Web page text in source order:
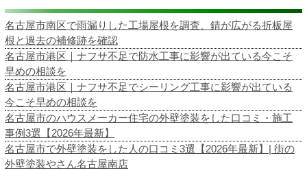
名古屋市南区で雨漏りした工場屋根を調査、錆が広がる折板屋
根と過去の補修跡を確認
名古屋市港区｜ナフサ不足で防水工事に影響が出ている今こそ
早めの相談を
名古屋市港区｜ナフサ不足でシーリング工事に影響が出ている
今こそ早めの相談を
名古屋市のハウスメーカー住宅の外壁塗装をした口コミ・施工
事例3選【2026年最新】
名古屋市で外壁塗装をした人の口コミ3選【2026年最新】| 街の
外壁塗装やさん名古屋南店